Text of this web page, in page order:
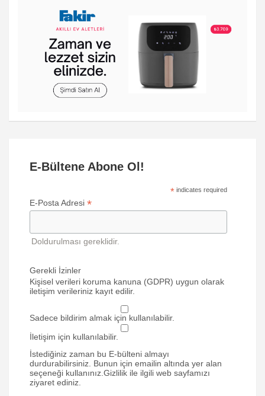
E-Bültene Abone Ol!
* indicates required
E-Posta Adresi *
Doldurulması gereklidir.
Gerekli İzinler
Kişisel verileri koruma kanuna (GDPR) uygun olarak
iletişim verileriniz kayıt edilir.
Sadece bildirim almak için kullanılabilir.
İletişim için kullanılabilir.
İstediğiniz zaman bu E-bülteni almayı
durdurabilirsiniz. Bunun için emailin altında yer alan
seçeneği kullanınız.Gizlilik ile ilgili web sayfamızı
ziyaret ediniz.